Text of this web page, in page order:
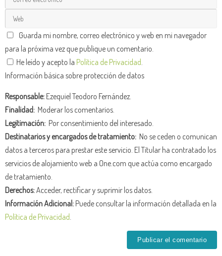
Guarda mi nombre, correo electrónico y web en mi navegador
para la próxima vez que publique un comentario.
He leído y acepto la Política de Privacidad
Información básica sobre protección de datos
Responsable:Ezequiel Teodoro Fernández.
Finalidad: Moderar los comentarios.
Legitimación: Por consentimiento del interesado.
Destinatarios y encargados de tratamiento: No se ceden o comunican
datos a terceros para prestar este servicio. El Titular ha contratado los
servicios de alojamiento web a One.com que actúa como encargado
de tratamiento.
Derechos:Acceder, rectificar y suprimir los datos.
Información Adicional:Puede consultar la información detallada en la
Política de Privacidad